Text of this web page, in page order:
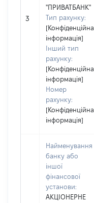
3
"ПРИВАТБАНК"
Тип рахунку:
[Конфіденційна
інформація]
Інший тип
рахунку:
[Конфіденційна
інформація]
Номер
рахунку:
[Конфіденційна
інформація]
Найменування
банку або
іншої
фінансової
установи:
АКЦІОНЕРНЕ